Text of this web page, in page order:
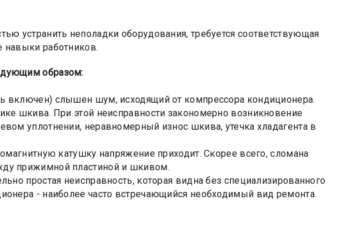
устранить неполадки оборудования, требуется соответствующая
навыки работников.
образом:
включен) слышен шум, исходящий от компрессора кондиционера.
шкива. При этой неисправности закономерно возникновение
уплотнении, неравномерный износ шкива, утечка хладагента в
катушку напряжение приходит. Скорее всего, сломана
прижимной пластиной и шкивом.
простая неисправность, которая видна без специализированного
- наиболее часто встречающийся необходимый вид ремонта.